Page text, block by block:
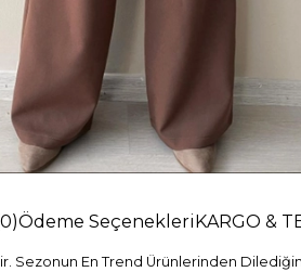
Ödeme SeçenekleriKARGO &
Sezonun En Trend Ürünlerinden